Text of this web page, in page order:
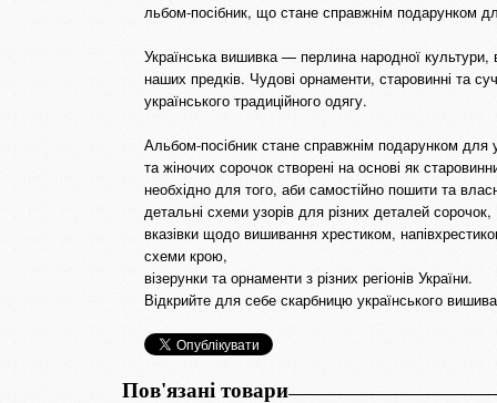
льбом-посібник, що стане справжнім подарунком
Українська вишивка — перлина народної культури,
наших предків. Чудові орнаменти, старовинні та
українського традиційного одягу.
Альбом-посібник стане справжнім подарунком для
та жіночих сорочок створені на основі як
необхідно для того, аби самостійно пошити та
детальні схеми узорів для різних деталей сорочок,
вказівки щодо вишивання хрестиком,
схеми крою,
візерунки та орнаменти з різних регіонів України.
Відкрийте для себе скарбницю українського
Пов'язані товари